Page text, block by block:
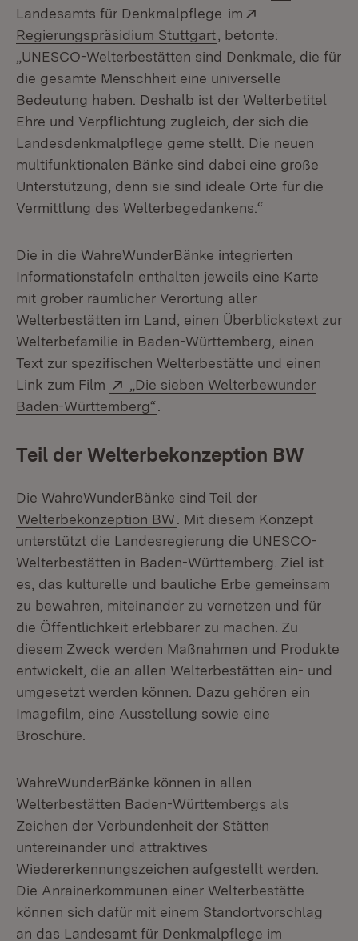
Landesamts für Denkmalpflege (Öffnet in neuem
im
Regierungspräsidium Stuttgart (Öffnet in neuem
, betonte:
„UNESCO-Welterbestätten sind Denkmale, die für
die gesamte Menschheit eine universelle
Bedeutung haben. Deshalb ist der Welterbetitel
Ehre und Verpflichtung zugleich, der sich die
Landesdenkmalpflege gerne stellt. Die neuen
multifunktionalen Bänke sind dabei eine große
Unterstützung, denn sie sind ideale Orte für die
Vermittlung des Welterbegedankens.“
Die in die WahreWunderBänke integrierten
Informationstafeln enthalten jeweils eine Karte
mit grober räumlicher Verortung aller
Welterbestätten im Land, einen Überblickstext zur
Welterbefamilie in Baden-Württemberg, einen
Text zur spezifischen Welterbestätte und einen
Link zum Film
Extern:
„Die sieben Welterbewunder
Baden-Württemberg“
Teil der Welterbekonzeption BW
Die WahreWunderBänke sind Teil der
Welterbekonzeption BW
. Mit diesem Konzept
unterstützt die Landesregierung die UNESCO-
Welterbestätten in Baden-Württemberg. Ziel ist
es, das kulturelle und bauliche Erbe gemeinsam
zu bewahren, miteinander zu vernetzen und für
die Öffentlichkeit erlebbarer zu machen. Zu
diesem Zweck werden Maßnahmen und Produkte
entwickelt, die an allen Welterbestätten ein- und
umgesetzt werden können. Dazu gehören ein
Imagefilm, eine Ausstellung sowie eine
Broschüre.
WahreWunderBänke können in allen
Welterbestätten Baden-Württembergs als
Zeichen der Verbundenheit der Stätten
untereinander und attraktives
Wiedererkennungszeichen aufgestellt werden.
Die Anrainerkommunen einer Welterbestätte
können sich dafür mit einem Standortvorschlag
an das Landesamt für Denkmalpflege im